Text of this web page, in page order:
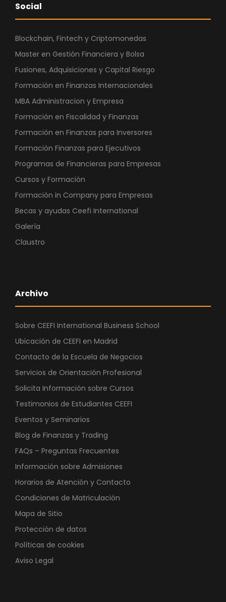
Social
Blockchain, Fintech y Criptomonedas
Master en Gestión Financiera y Bolsa
Fusiones, Adquisiciones y Capital Riesgo
Formación en Finanzas Internacionales
MBA Administracion y Empresa
Formación en Fiscalidad y Finanzas
Formación en Finanzas para Inversores
Formación Finanzas para Ejecutivos
Programas de Financieras para Empresas
Cursos y Formación
Formación in Company para Empresas
Becas y ayudas Ceefi International
Galería
Claustro
Archivo
Sobre CEEFI International Business School
Ubicación de CEEFI en Madrid
Contacto de la Escuela de Negocios
Servicios de Orientación Profesional
Solicita Información sobre Cursos
Testimonios de Estudiantes CEEFI
Eventos y Seminarios
Blog de Finanzas y Trading
FAQs – Preguntas Frecuentes
Información sobre Admisiones
Horarios de Atención y Contacto
Condiciones de Matriculación
Mapa de Sitio
Protección de datos
Políticas de cookies
Aviso Legal